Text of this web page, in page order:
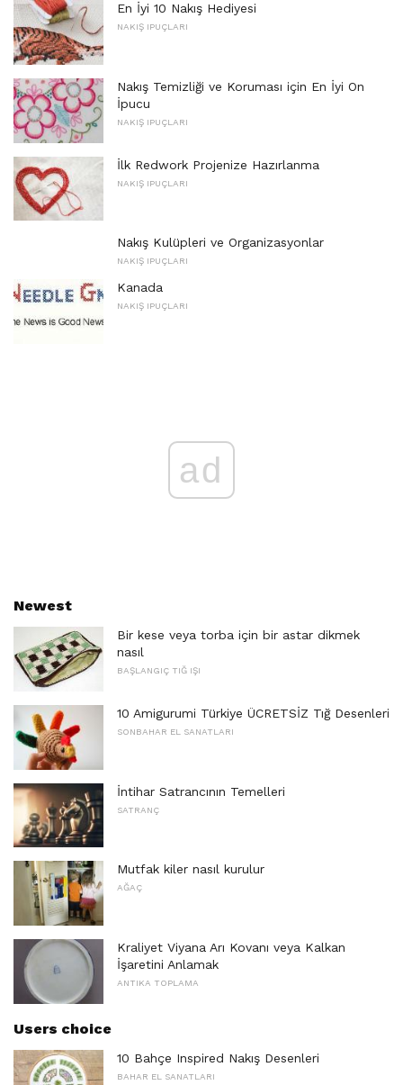
En İyi 10 Nakış Hediyesi
NAKIŞ IPUÇLARI
Nakış Temizliği ve Koruması için En İyi On
İpucu
NAKIŞ IPUÇLARI
İlk Redwork Projenize Hazırlanma
NAKIŞ IPUÇLARI
Nakış Kulüpleri ve Organizasyonlar
NAKIŞ IPUÇLARI
Kanada
NAKIŞ IPUÇLARI
ad
Newest
Bir kese veya torba için bir astar dikmek
nasıl
BAŞLANGIÇ ​​TIĞ IŞI
10 Amigurumi Türkiye ÜCRETSİZ Tığ Desenleri
SONBAHAR EL SANATLARI
İntihar Satrancının Temelleri
SATRANÇ
Mutfak kiler nasıl kurulur
AĞAÇ
Kraliyet Viyana Arı Kovanı veya Kalkan
İşaretini Anlamak
ANTIKA TOPLAMA
Users choice
10 Bahçe Inspired Nakış Desenleri
BAHAR EL SANATLARI